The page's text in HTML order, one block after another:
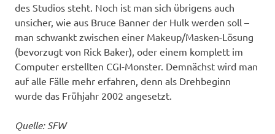
des Studios steht. Noch ist man sich übrigens auch
unsicher, wie aus Bruce Banner der Hulk werden soll –
man schwankt zwischen einer Makeup/Masken-Lösung
(bevorzugt von Rick Baker), oder einem komplett im
Computer erstellten CGI-Monster. Demnächst wird man
auf alle Fälle mehr erfahren, denn als Drehbeginn
wurde das Frühjahr 2002 angesetzt.
Quelle: SFW